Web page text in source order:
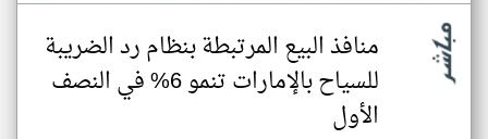
منافذ البيع المرتبطة بنظام رد الضريبة
للسياح بالإمارات تنمو 6% في النصف
الأول